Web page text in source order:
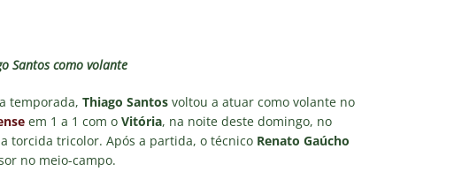
DEMOCRÁTICO: Especulações sobre “candidato tampão” no
política e acendem sinal vermelho para fraude eleitoral
Santos como volante
temporada, Thiago Santos voltou a atuar como volante no
em 1 a 1 com o Vitória, na noite deste domingo, no
torcida tricolor. Após a partida, o técnico Renato Gaúcho
no meio-campo.